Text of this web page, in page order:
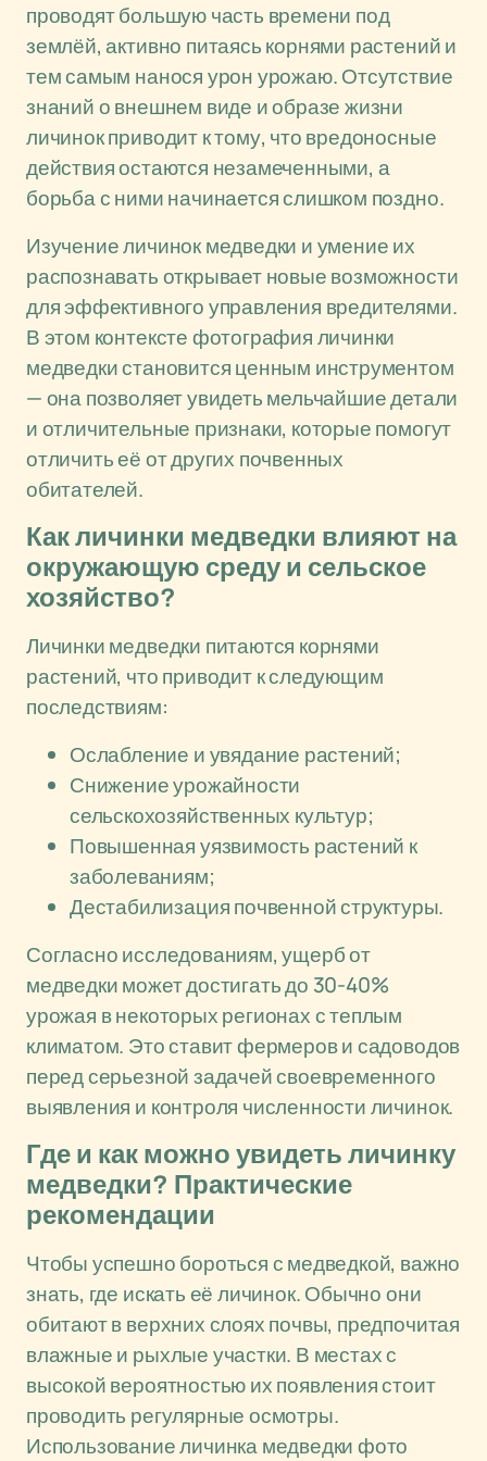
проводят большую часть времени под
землёй, активно питаясь корнями растений и
тем самым нанося урон урожаю. Отсутствие
знаний о внешнем виде и образе жизни
личинок приводит к тому, что вредоносные
действия остаются незамеченными, а
борьба с ними начинается слишком поздно.
Изучение личинок медведки и умение их
распознавать открывает новые возможности
для эффективного управления вредителями.
В этом контексте фотография личинки
медведки становится ценным инструментом
— она позволяет увидеть мельчайшие детали
и отличительные признаки, которые помогут
отличить её от других почвенных
обитателей.
Как личинки медведки влияют на
окружающую среду и сельское
хозяйство?
Личинки медведки питаются корнями
растений, что приводит к следующим
последствиям:
Ослабление и увядание растений;
Снижение урожайности
сельскохозяйственных культур;
Повышенная уязвимость растений к
заболеваниям;
Дестабилизация почвенной структуры.
Согласно исследованиям, ущерб от
медведки может достигать до 30-40%
урожая в некоторых регионах с теплым
климатом. Это ставит фермеров и садоводов
перед серьезной задачей своевременного
выявления и контроля численности личинок.
Где и как можно увидеть личинку
медведки? Практические
рекомендации
Чтобы успешно бороться с медведкой, важно
знать, где искать её личинок. Обычно они
обитают в верхних слоях почвы, предпочитая
влажные и рыхлые участки. В местах с
высокой вероятностью их появления стоит
проводить регулярные осмотры.
Использование личинка медведки фото